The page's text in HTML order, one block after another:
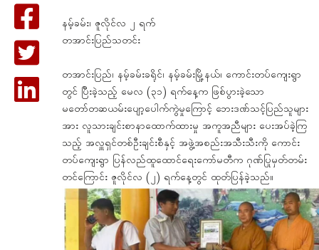
နမ့်ခမ်း၊ ဇူလိုင်လ ၂ ရက်
တအာင်းပြည်သတင်း
တအာင်းပြည်၊ နမ့်ခမ်းခရိုင်၊ နမ့်ခမ်းမြို့နယ်၊ ကောင်းတပ်ကျေးရွာ
တွင် ပြီးခဲ့သည့် မေလ (၃၁) ရက်နေ့က ဖြစ်ပွားခဲ့သော
မတော်တဆယမ်းပျော့ပေါက်ကွဲမှုကြောင့် ဘေးဒဏ်သင့်ပြည်သူများ
အား လူသားချင်းစာနာထောက်ထားမှု အကူအညီများ ပေးအပ်ခဲ့ကြ
သည့် အလှူရှင်တစ်ဦးချင်းစီနှင့် အဖွဲ့အစည်းအသီးသီးကို ကောင်း
တပ်ကျေးရွာ ပြန်လည်ထူထောင်ရေးကော်မတီက ဂုဏ်ပြုမှတ်တမ်း
တင်ကြောင်း ဇူလိုင်လ (၂) ရက်နေ့တွင် ထုတ်ပြန်ခဲ့သည်။